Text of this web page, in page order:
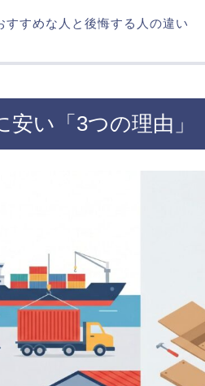
すすめな人と後悔する人の違い
い「3つの理由」